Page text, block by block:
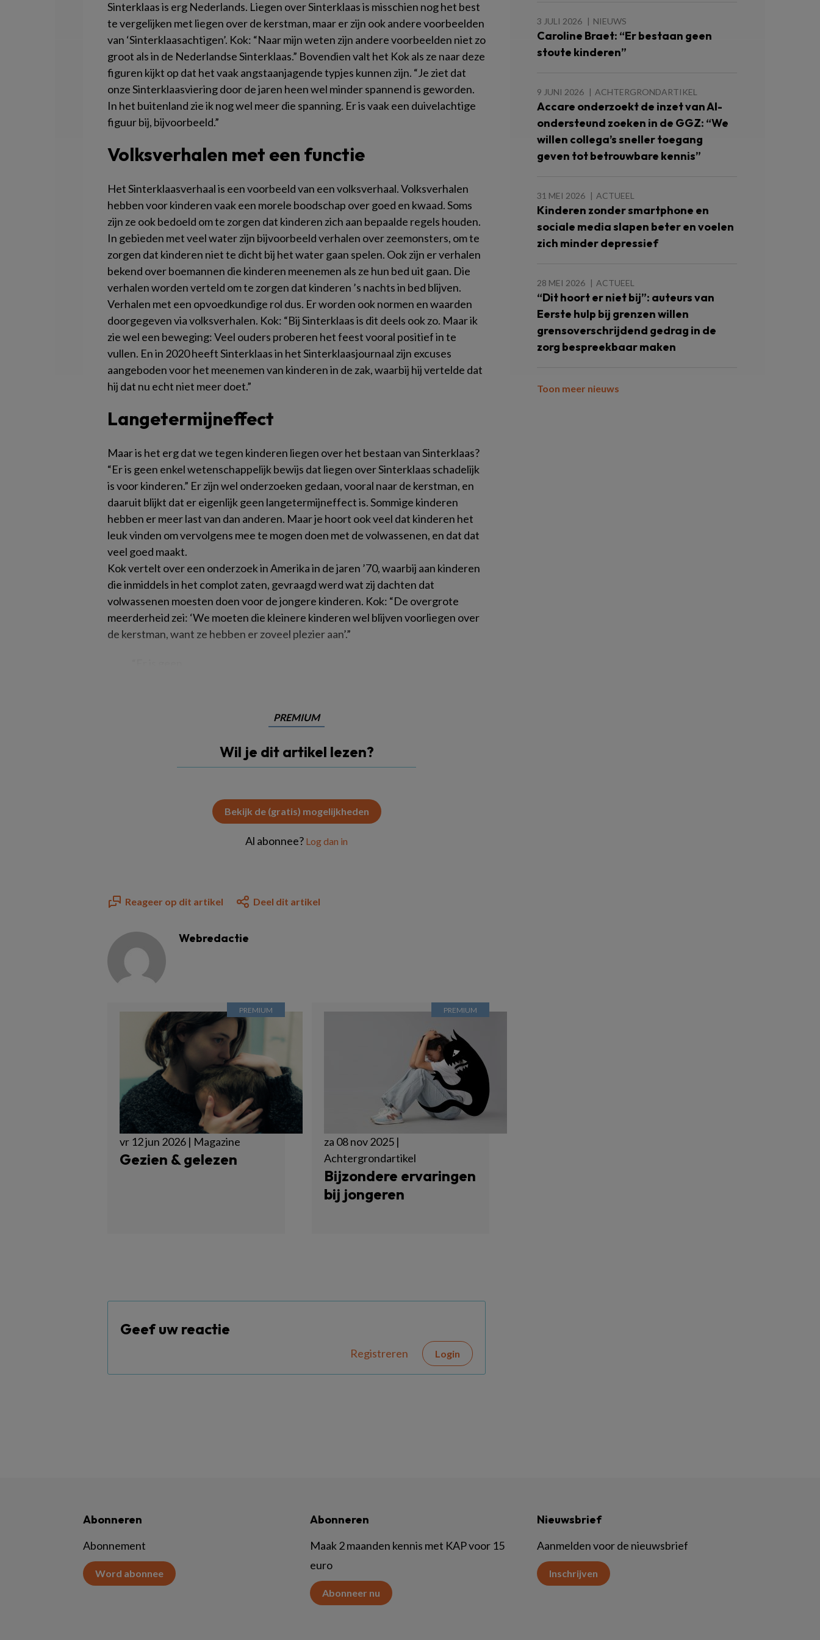
Sinterklaas is erg Nederlands. Liegen over Sinterklaas is misschien nog het best
te vergelijken met liegen over de kerstman, maar er zijn ook andere voorbeelden
van ‘Sinterklaasachtigen’. Kok: “Naar mijn weten zijn andere voorbeelden niet zo
groot als in de Nederlandse Sinterklaas.” Bovendien valt het Kok als ze naar deze
figuren kijkt op dat het vaak angstaanjagende typjes kunnen zijn. “Je ziet dat
onze Sinterklaasviering door de jaren heen wel minder spannend is geworden.
In het buitenland zie ik nog wel meer die spanning. Er is vaak een duivelachtige
figuur bij, bijvoorbeeld.”
Volksverhalen met een functie
Het Sinterklaasverhaal is een voorbeeld van een volksverhaal. Volksverhalen
hebben voor kinderen vaak een morele boodschap over goed en kwaad. Soms
zijn ze ook bedoeld om te zorgen dat kinderen zich aan bepaalde regels houden.
In gebieden met veel water zijn bijvoorbeeld verhalen over zeemonsters, om te
zorgen dat kinderen niet te dicht bij het water gaan spelen. Ook zijn er verhalen
bekend over boemannen die kinderen meenemen als ze hun bed uit gaan. Die
verhalen worden verteld om te zorgen dat kinderen ’s nachts in bed blijven.
Verhalen met een opvoedkundige rol dus. Er worden ook normen en waarden
doorgegeven via volksverhalen. Kok: “Bij Sinterklaas is dit deels ook zo. Maar ik
zie wel een beweging: Veel ouders proberen het feest vooral positief in te
vullen. En in 2020 heeft Sinterklaas in het Sinterklaasjournaal zijn excuses
aangeboden voor het meenemen van kinderen in de zak, waarbij hij vertelde dat
hij dat nu echt niet meer doet.”
Langetermijneffect
Maar is het erg dat we tegen kinderen liegen over het bestaan van Sinterklaas?
“Er is geen enkel wetenschappelijk bewijs dat liegen over Sinterklaas schadelijk
is voor kinderen.” Er zijn wel onderzoeken gedaan, vooral naar de kerstman, en
daaruit blijkt dat er eigenlijk geen langetermijneffect is. Sommige kinderen
hebben er meer last van dan anderen. Maar je hoort ook veel dat kinderen het
leuk vinden om vervolgens mee te mogen doen met de volwassenen, en dat dat
veel goed maakt.
Kok vertelt over een onderzoek in Amerika in de jaren ’70, waarbij aan kinderen
die inmiddels in het complot zaten, gevraagd werd wat zij dachten dat
volwassenen moesten doen voor de jongere kinderen. Kok: “De overgrote
meerderheid zei: ‘We moeten die kleinere kinderen wel blijven voorliegen over
de kerstman, want ze hebben er zoveel plezier aan’.”
PREMIUM
Wil je dit artikel lezen?
Bekijk de (gratis) mogelijkheden
Al abonnee? Log dan in
Reageer op dit artikel Deel dit artikel
Webredactie
vr 12 jun 2026 | Magazine
Gezien & gelezen
za 08 nov 2025 |
Achtergrondartikel
Bijzondere ervaringen
bij jongeren
Geef uw reactie
Registreren Login
3 JULI 2026 NIEUWS
Caroline Braet: “Er bestaan geen
stoute kinderen”
9 JUNI 2026 ACHTERGRONDARTIKEL
Accare onderzoekt de inzet van AI-
ondersteund zoeken in de GGZ: “We
willen collega’s sneller toegang
geven tot betrouwbare kennis”
31 MEI 2026 ACTUEEL
Kinderen zonder smartphone en
sociale media slapen beter en voelen
zich minder depressief
28 MEI 2026 ACTUEEL
“Dit hoort er niet bij”: auteurs van
Eerste hulp bij grenzen willen
grensoverschrijdend gedrag in de
zorg bespreekbaar maken
Toon meer nieuws
Abonneren
Abonnement
Word abonnee
Abonneren
Maak 2 maanden kennis met KAP voor 15
euro
Abonneer nu
Nieuwsbrief
Aanmelden voor de nieuwsbrief
Inschrijven